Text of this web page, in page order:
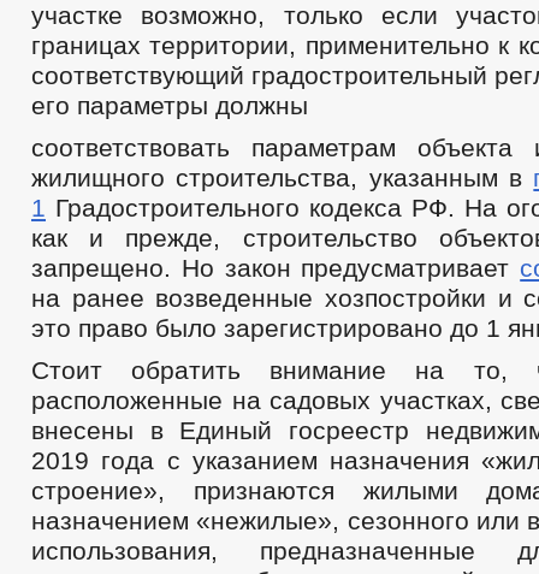
участке возможно, только если
границах территории, применительно к
соответствующий градостроительный
его параметры должны
соответствовать параметрам объекта
жилищного строительства, указанным в
1 Градостроительного кодекса РФ. На
как и прежде, строительство
запрещено. Но закон предусматривает
на ранее возведенные хозпостройки и
это право было зарегистрировано до 1
Стоит обратить внимание на то,
расположенные на садовых участках,
внесены в Единый госреестр
2019 года с указанием назначения
строение», признаются жилыми
назначением «нежилые», сезонного или
использования,